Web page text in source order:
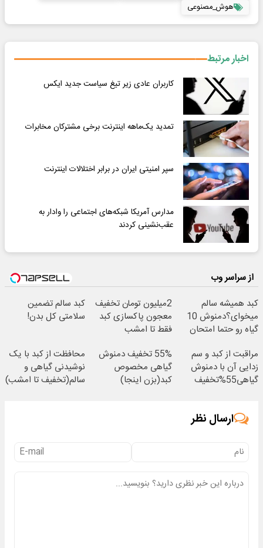
هوش_مصنوعی
اخبار مرتبط
کاربران عادی زیر تیغ سیاست جدید ایکس
تمدید یک‌ماهه اینترنت برخی مشترکان مخابرات
سپر امنیتی ایران در برابر اختلالات اینترنت
مدارس آمریکا شبکه‌های اجتماعی را وادار به
عقب‌نشینی کردند
از سراسر وب
کبد همیشه سالم
میخوای؟دمنوش 10
گیاه رو حتما امتحان
2میلیون تومان تخفیف
معجون پاکسازی کبد
فقط تا امشب
کبد سالم تضمین
سلامتی کل بدن!
مراقبت از کبد و سم
زدایی آن با دمنوش
گیاهی55%تخفیف
55% تخفیف دمنوش
گیاهی مخصوص
کبد(بزن اینجا)
محافظت از کبد با یک
نوشیدنی گیاهی و
سالم(تخفیف تا امشب)
ارسال نظر